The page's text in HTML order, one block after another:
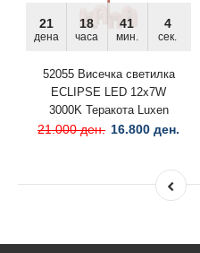
21
дена
18
часа
41
мин.
4
сек.
52055 Висечка светилка
ECLIPSE LED 12x7W
3000K Теракота Luxen
21.000 ден. 16.800 ден.